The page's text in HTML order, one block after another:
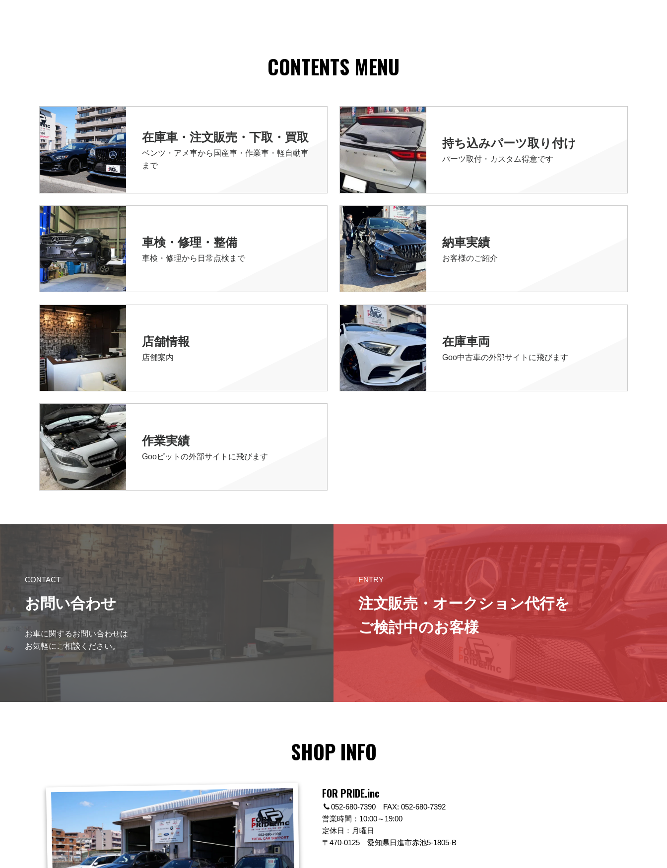
CONTENTS MENU
在庫車・注文販売・下取・買取
ベンツ・アメ車から国産車・作業車・軽自動車
まで
持ち込みパーツ取り付け
パーツ取付・カスタム得意です
車検・修理・整備
車検・修理から日常点検まで
納車実績
お客様のご紹介
店舗情報
店舗案内
在庫車両
Goo中古車の外部サイトに飛びます
作業実績
Gooピットの外部サイトに飛びます
CONTACT
お問い合わせ
お車に関するお問い合わせは
お気軽にご相談ください。
ENTRY
注文販売・オークション代行を
ご検討中のお客様
SHOP INFO
FOR PRIDE.inc
052-680-7390 FAX: 052-680-7392
営業時間：10:00～19:00
定休日：月曜日
〒470-0125 愛知県日進市赤池5-1805-B